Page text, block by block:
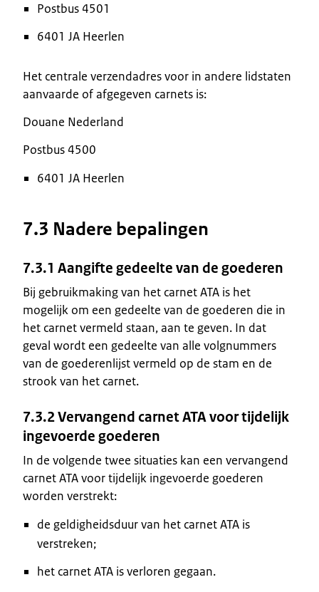
Postbus 4501
6401 JA Heerlen
Het centrale verzendadres voor in andere lidstaten
aanvaarde of afgegeven carnets is:
Douane Nederland
Postbus 4500
6401 JA Heerlen
7.3 Nadere bepalingen
7.3.1 Aangifte gedeelte van de goederen
Bij gebruikmaking van het carnet ATA is het
mogelijk om een gedeelte van de goederen die in
het carnet vermeld staan, aan te geven. In dat
geval wordt een gedeelte van alle volgnummers
van de goederenlijst vermeld op de stam en de
strook van het carnet.
7.3.2 Vervangend carnet ATA voor tijdelijk
ingevoerde goederen
In de volgende twee situaties kan een vervangend
carnet ATA voor tijdelijk ingevoerde goederen
worden verstrekt:
de geldigheidsduur van het carnet ATA is
verstreken;
het carnet ATA is verloren gegaan.